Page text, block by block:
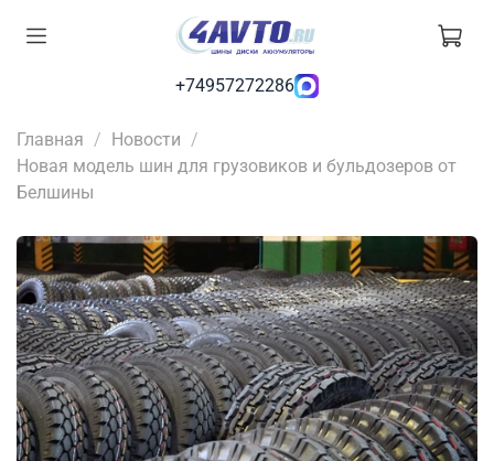
+74957272286
Главная
Новости
Новая модель шин для грузовиков и бульдозеров от
Белшины